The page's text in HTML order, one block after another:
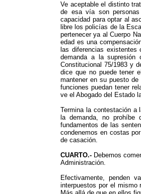
Ve aceptable el distinto
de esa vía son
capacidad para optar al
libre los policías de la
pertenecer ya al Cuerpo
edad es una
las diferencias
demanda a la
Constitucional 75/1983 y
dice que no puede tener
mantener en su puesto
funciones puedan tener
ve el Abogado del Estado
Termina la contestación a
la demanda, no prohíbe
fundamentos de las
condenemos en costas
de casación.
CUARTO.- Debemos
Administración.
Efectivamente, penden
interpuestos por el mismo